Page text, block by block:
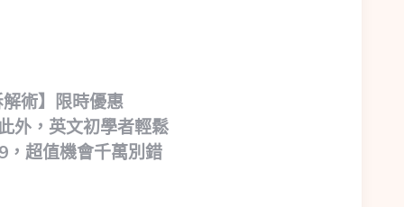
術】限時優惠
外，英文初學者輕鬆
超值機會千萬別錯